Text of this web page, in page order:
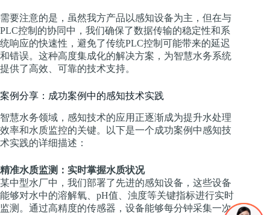
需要注意的是，虽然我方产品以感知设备为主，但在与
PLC控制的协同中，我们确保了数据传输的稳定性和系
统响应的快速性，避免了传统PLC控制可能带来的延迟
和错误。这种高度集成化的解决方案，为智慧水务系统
提供了高效、可靠的技术支持。
案例分享：成功案例中的感知技术实践
智慧水务领域，感知技术的应用正逐渐成为提升水处理
效率和水质监控的关键。以下是一个成功案例中感知技
术实践的详细描述：
精准水质监测：实时掌握水质状况
某中型水厂中，我们部署了先进的感知设备，这些设备
能够对水中的溶解氧、pH值、浊度等关键指标进行实时
监测。通过高精度的传感器，设备能够每分钟采集一次